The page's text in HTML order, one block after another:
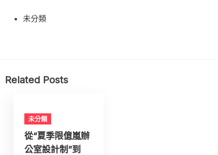
未分類
Related Posts
未分類
從“夏季限億嵐辦
公室設計制”到